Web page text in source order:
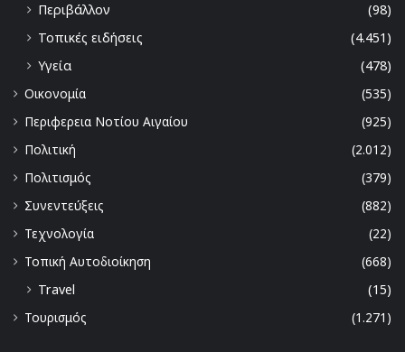
Περιβάλλον
(98)
Τοπικές ειδήσεις
(4.451)
Υγεία
(478)
Οικονομία
(535)
Περιφερεια Νοτίου Αιγαίου
(925)
Πολιτική
(2.012)
Πολιτισμός
(379)
Συνεντεύξεις
(882)
Τεχνολογία
(22)
Τοπική Αυτοδιοίκηση
(668)
Travel
(15)
Τουρισμός
(1.271)